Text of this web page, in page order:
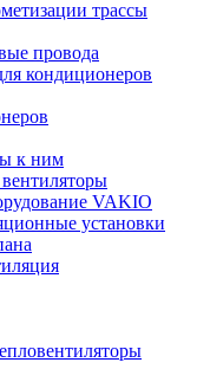
трассы
провода
кондиционеров
к ним
VAKIO
установки